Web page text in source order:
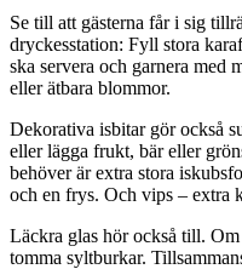
Se till att gästerna får i sig
dryckesstation: Fyll stora
ska servera och garnera med
eller ätbara blommor.
Dekorativa isbitar gör också
eller lägga frukt, bär eller
behöver är extra stora
och en frys. Och vips – extra
Läckra glas hör också till.
tomma syltburkar.